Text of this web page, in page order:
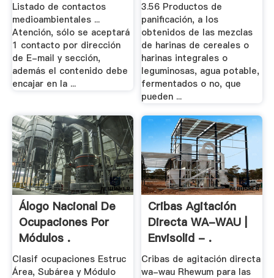
Listado de contactos
medioambientales ...
Atención, sólo se aceptará
1 contacto por dirección
de E-mail y sección,
además el contenido debe
encajar en la ...
3.56 Productos de
panificación, a los
obtenidos de las mezclas
de harinas de cereales o
harinas integrales o
leguminosas, agua potable,
fermentados o no, que
pueden ...
Álogo Nacional De
Ocupaciones Por
Módulos .
Clasif ocupaciones Estruc
Área, Subárea y Módulo
Cribas Agitación
Directa WA-WAU |
Envisolid - .
Cribas de agitación directa
wa-wau Rhewum para las